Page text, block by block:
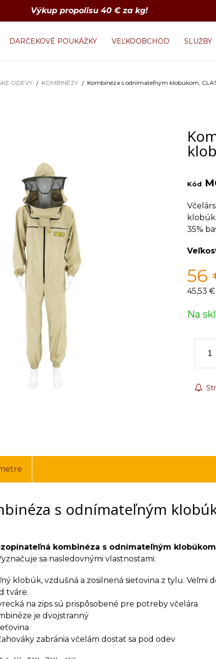
Výkup propolisu 40 € za kg!
DARČEKOVÉ POUKÁŽKY VEĽKOOBCHOD SLUŽBY
ODEVY KOMBINÉZY Kombinéza s odnímateľným klobúkom,
Kód:
35%
56
45,53 €
Na
s odnímateľným
kombinéza s odnímateľným klobúkom
sa nasledovnými vlastnosťami:
klobúk, vzdušná a zosilnená sieťovina z tylu. Veľmi
tváre.
na zips sú prispôsobené pre potreby včelára
je dvojstranný
zabránia včelám dostať sa pod odev